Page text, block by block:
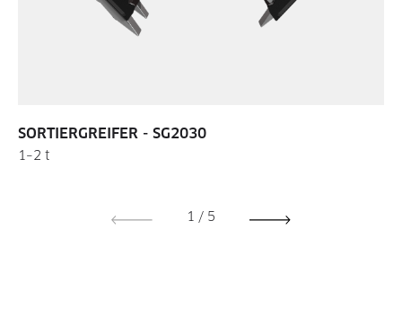
SORTIERGREIFER - SG2030
1–2 t
1 / 5